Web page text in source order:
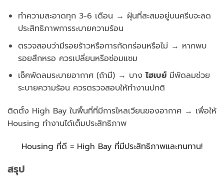
ทำความสะอาดทุก 3-6 เดือน → ฝุ่นที่สะสมอยู่บนครีบจะลด
ประสิทธิภาพการระบายความร้อน
ตรวจสอบว่ามีรอยร้าวหรือการกัดกร่อนหรือไม่ → หากพบ
รอยสึกหรอ ควรเปลี่ยนหรือซ่อมแซม
เช็คพัดลมระบายอากาศ (ถ้ามี) → บางไฮเบย์มีพัดลมช่วย
ระบายความร้อน ควรตรวจสอบให้ทำงานปกติ
ติดตั้ง High Bay ในพื้นที่ที่มีการไหลเวียนของอากาศ → เพื่อให้
Housing ทำงานได้เต็มประสิทธิภาพ
Housing ที่ดี = High Bay ที่มีประสิทธิภาพและทนทาน!
สรุป